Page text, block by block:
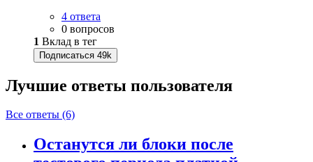
4 ответа
0 вопросов
1 Вклад в тег
Подписаться 49k
Лучшие ответы пользователя
Все ответы (6)
Останутся ли блоки после